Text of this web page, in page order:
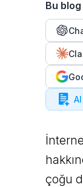
Bu blog
çoğu